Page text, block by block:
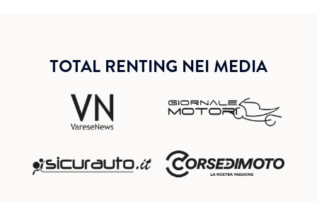
TOTAL RENTING NEI MEDIA